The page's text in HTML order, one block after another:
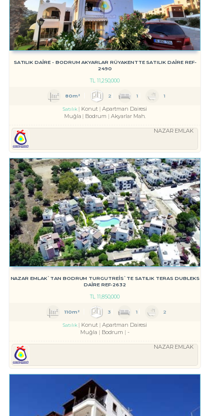
SATILIK DAİRE - BODRUM AKYARLAR RÜYAKENTTE SATILIK DAİRE REF-
2490
TL11,250,000
80m² 2 1 1
Satılık Konut
Apartman Dairesi
Muğla
Bodrum Akyarlar Mah.
NAZAR EMLAK
NAZAR EMLAK`TAN BODRUM TURGUTREİS`TE SATILIK TERAS DUBLEKS
DAİRE REF-2632
TL11,850,000
110m² 3 1 2
Satılık Konut
Apartman Dairesi
Muğla
Bodrum -
NAZAR EMLAK